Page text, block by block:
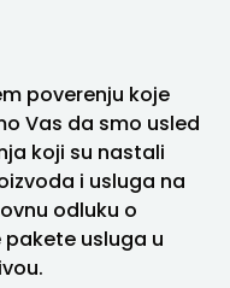
poverenju koje
Vas da smo usled
koji su nastali
i usluga na
odluku o
usluga u